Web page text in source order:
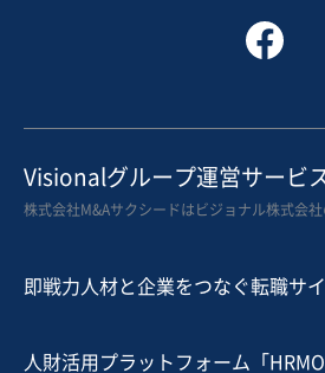
Visionalグループ運営サービス
株式会社M&Aサクシードはビジョナル株式会
即戦力人材と企業をつなぐ転職サ
人財活用プラットフォーム「